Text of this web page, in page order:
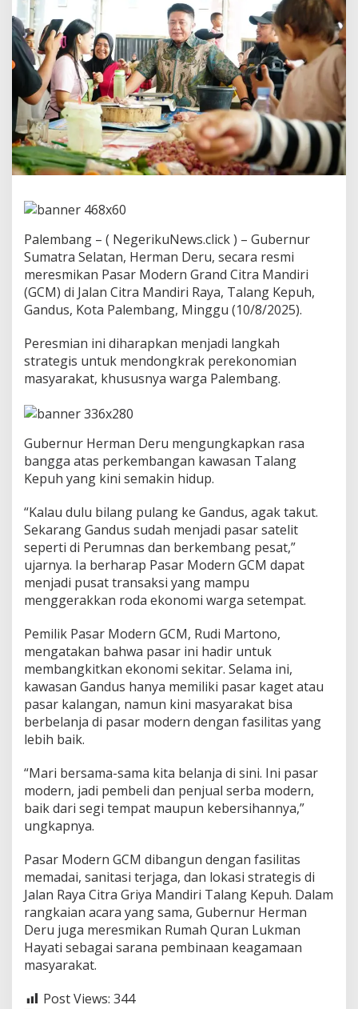
C
M
R
e
s
m
i
D
i
b
u
k
o
n
o
m
W
r
g
a
M
e
l
u
Palembang – ( NegerikuNews.click ) – Gubernur
Sumatra Selatan, Herman Deru, secara resmi
meresmikan Pasar Modern Grand Citra Mandiri
(GCM) di Jalan Citra Mandiri Raya, Talang Kepuh,
Gandus, Kota Palembang, Minggu (10/8/2025).
Peresmian ini diharapkan menjadi langkah
strategis untuk mendongkrak perekonomian
masyarakat, khususnya warga Palembang.
Gubernur Herman Deru mengungkapkan rasa
bangga atas perkembangan kawasan Talang
Kepuh yang kini semakin hidup.
“Kalau dulu bilang pulang ke Gandus, agak takut.
Sekarang Gandus sudah menjadi pasar satelit
seperti di Perumnas dan berkembang pesat,”
ujarnya. Ia berharap Pasar Modern GCM dapat
menjadi pusat transaksi yang mampu
menggerakkan roda ekonomi warga setempat.
Pemilik Pasar Modern GCM, Rudi Martono,
mengatakan bahwa pasar ini hadir untuk
membangkitkan ekonomi sekitar. Selama ini,
kawasan Gandus hanya memiliki pasar kaget atau
pasar kalangan, namun kini masyarakat bisa
berbelanja di pasar modern dengan fasilitas yang
lebih baik.
“Mari bersama-sama kita belanja di sini. Ini pasar
modern, jadi pembeli dan penjual serba modern,
baik dari segi tempat maupun kebersihannya,”
ungkapnya.
Pasar Modern GCM dibangun dengan fasilitas
memadai, sanitasi terjaga, dan lokasi strategis di
Jalan Raya Citra Griya Mandiri Talang Kepuh. Dalam
rangkaian acara yang sama, Gubernur Herman
Deru juga meresmikan Rumah Quran Lukman
Hayati sebagai sarana pembinaan keagamaan
masyarakat.
Post Views: 344